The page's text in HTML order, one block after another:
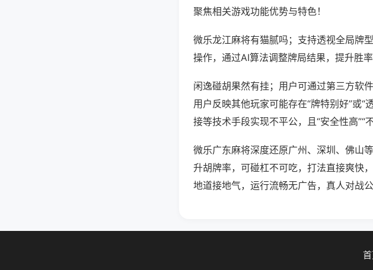
聚焦相关游戏功能优势与特色！
微乐龙江麻将有猫腻吗；支持透视全局牌
操作，通过AI算法调整牌局结果，提升胜率
闲逸碰胡果然有挂；用户可通过第三方软
用户反映其他玩家可能存在“牌特别好”或
接等技术手段实现不平公，且“安全性高”“不
微乐广东麻将深度还原广州、深圳、佛山
升胡牌率，可碰杠不可吃，打法直接爽快
地道接地气，运行流畅无广告，真人对战